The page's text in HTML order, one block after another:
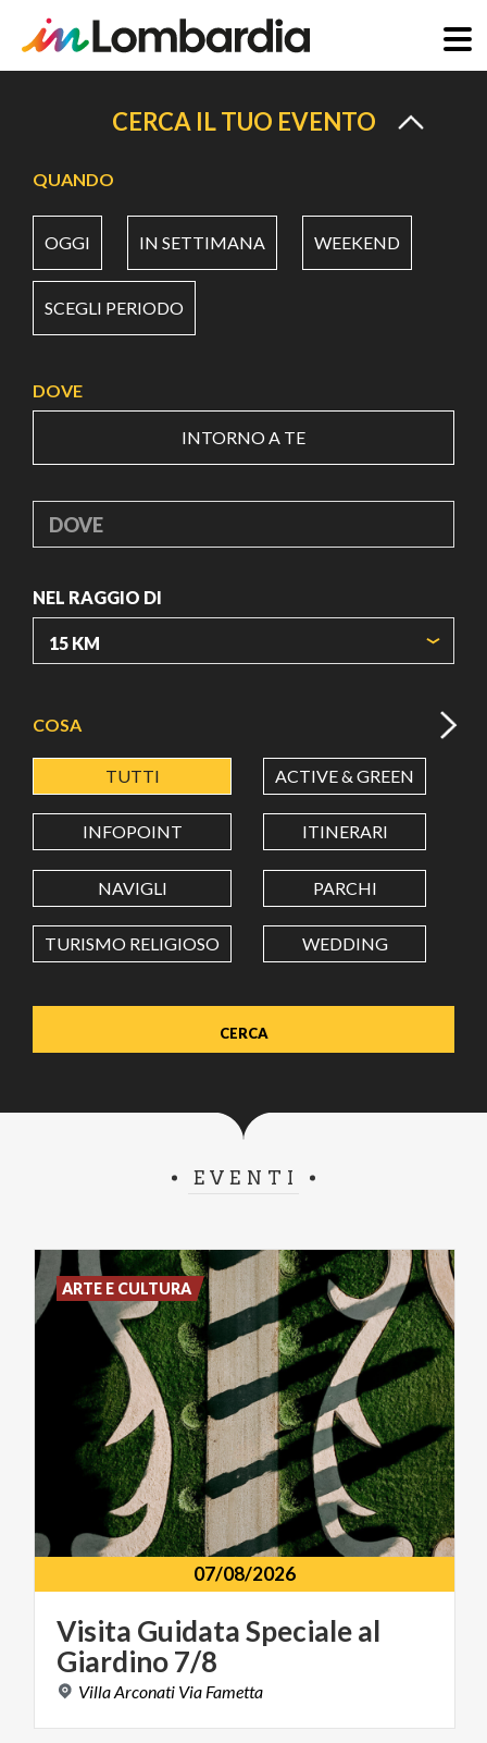
principale
CERCA IL TUO EVENTO
QUANDO
OGGI IN SETTIMANA WEEKEND
SCEGLI PERIODO
DOVE
INTORNO A TE
DOVE
NEL RAGGIO DI
LATITUDINE
LONGITUDINE
Value in decimal degrees. Use dot (.) as decimal separator.
COSA
TUTTI ACTIVE & GREEN
INFOPOINT ITINERARI
NAVIGLI PARCHI
TURISMO RELIGIOSO WEDDING
EVENTI
07/08/2026
Visita GuidataSpecialeal
Giardino7/8
VillaArconati Via Fametta
ARTE E CULTURA